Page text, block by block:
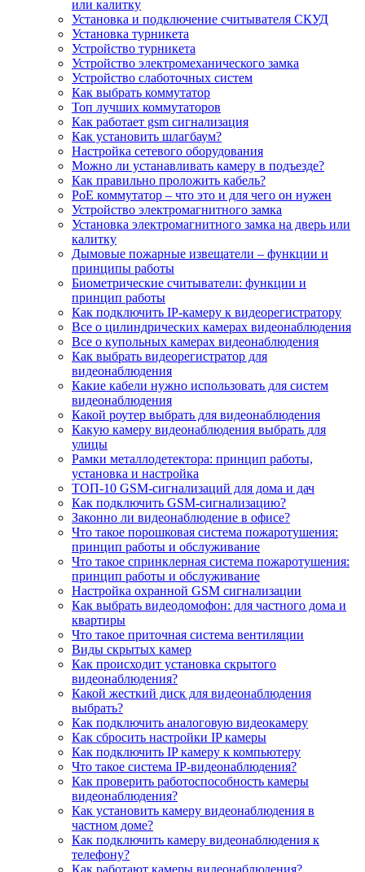
или калитку
Установка и подключение считывателя СКУД
Установка турникета
Устройство турникета
Устройство электромеханического замка
Устройство слаботочных систем
Как выбрать коммутатор
Топ лучших коммутаторов
Как работает gsm сигнализация
Как установить шлагбаум?
Настройка сетевого оборудования
Можно ли устанавливать камеру в подъезде?
Как правильно проложить кабель?
PoE коммутатор – что это и для чего он нужен
Устройство электромагнитного замка
Установка электромагнитного замка на дверь или
калитку
Дымовые пожарные извещатели – функции и
принципы работы
Биометрические считыватели: функции и
принцип работы
Как подключить IP-камеру к видеорегистратору
Все о цилиндрических камерах видеонаблюдения
Все о купольных камерах видеонаблюдения
Как выбрать видеорегистратор для
видеонаблюдения
Какие кабели нужно использовать для систем
видеонаблюдения
Какой роутер выбрать для видеонаблюдения
Какую камеру видеонаблюдения выбрать для
улицы
Рамки металлодетектора: принцип работы,
установка и настройка
ТОП-10 GSM-сигнализаций для дома и дач
Как подключить GSM-сигнализацию?
Законно ли видеонаблюдение в офисе?
Что такое порошковая система пожаротушения:
принцип работы и обслуживание
Что такое спринклерная система пожаротушения:
принцип работы и обслуживание
Настройка охранной GSM сигнализации
Как выбрать видеодомофон: для частного дома и
квартиры
Что такое приточная система вентиляции
Виды скрытых камер
Как происходит установка скрытого
видеонаблюдения?
Какой жесткий диск для видеонаблюдения
выбрать?
Как подключить аналоговую видеокамеру
Как сбросить настройки IP камеры
Как подключить IP камеру к компьютеру
Что такое система IP-видеонаблюдения?
Как проверить работоспособность камеры
видеонаблюдения?
Как установить камеру видеонаблюдения в
частном доме?
Как подключить камеру видеонаблюдения к
телефону?
Как работают камеры видеонаблюдения?